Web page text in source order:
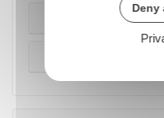
Personne
Deny